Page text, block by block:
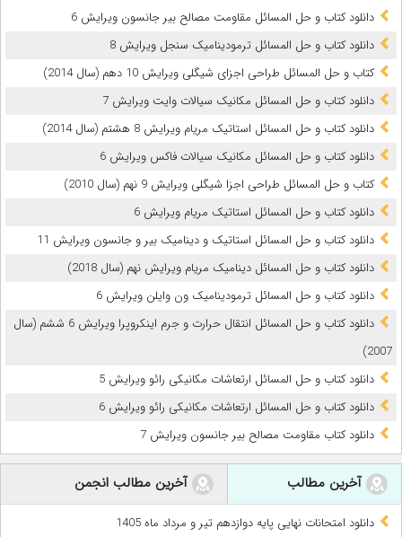
دانلود کتاب و حل المسائل مقاومت مصالح بیر جانسون ویرایش 6
دانلود کتاب و حل المسائل ترمودینامیک سنجل ویرایش 8
کتاب و حل المسائل طراحی اجزای شیگلی ویرایش 10 دهم (سال 2014)
دانلود کتاب و حل المسائل مکانیک سیالات وایت ویرایش 7
دانلود کتاب و حل المسائل استاتیک مریام ویرایش 8 هشتم (سال 2014)
دانلود کتاب و حل المسائل مکانیک سیالات فاکس ویرایش 6
کتاب و حل المسائل طراحی اجزا شیگلی ویرایش 9 نهم (سال 2010)
دانلود کتاب و حل المسائل استاتیک مریام ویرایش 6
دانلود کتاب و حل المسائل استاتیک و دینامیک بیر و جانسون ویرایش 11
دانلود کتاب و حل المسائل دینامیک مریام ویرایش نهم (سال 2018)
دانلود کتاب و حل المسائل ترمودینامیک ون وایلن ویرایش 6
دانلود کتاب و حل المسائل انتقال حرارت و جرم اینکروپرا ویرایش 6 ششم (سال
2007)
دانلود کتاب و حل المسائل ارتعاشات مکانیکی رائو ویرایش 5
دانلود کتاب و حل المسائل ارتعاشات مکانیکی رائو ویرایش 6
دانلود کتاب مقاومت مصالح بیر جانسون ویرایش 7
آخرین مطالب آخرین مطالب انجمن
دانلود امتحانات نهایی پایه دوازدهم تیر و مرداد ماه 1405